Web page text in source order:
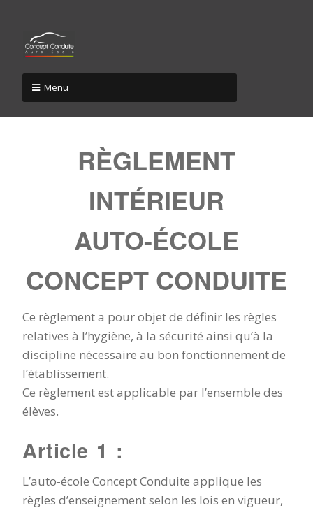
Menu
RÈGLEMENT
INTÉRIEUR
AUTO-ÉCOLE
CONCEPT CONDUITE
Ce règlement a pour objet de définir les règles
relatives à l’hygiène, à la sécurité ainsi qu’à la
discipline nécessaire au bon fonctionnement de
l’établissement.
Ce règlement est applicable par l’ensemble des
élèves.
Article 1 :
L’auto-école Concept Conduite applique les
règles d’enseignement selon les lois en vigueur,